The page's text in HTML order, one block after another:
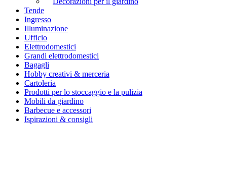
Tende
Ingresso
Illuminazione
Ufficio
Elettrodomestici
Grandi elettrodomestici
Bagagli
Hobby creativi & merceria
Cartoleria
Prodotti per lo stoccaggio e la pulizia
Mobili da giardino
Barbecue e accessori
Ispirazioni & consigli